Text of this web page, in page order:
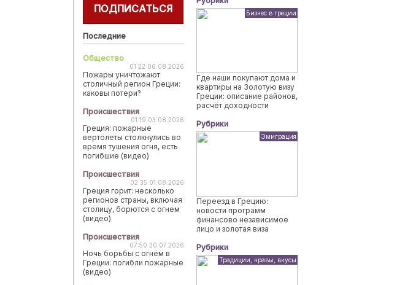
ПОДПИСАТЬСЯ
Последние
Общество
01:22 06.08.2026
Пожары уничтожают
столичный регион Греции:
каковы потери?
Происшествия
01:19 03.08.2026
Греция: пожарные
вертолеты столкнулись во
время тушения огня, есть
погибшие (видео)
Происшествия
02:35 01.08.2026
Греция горит: несколько
регионов страны, включая
столицу, борются с огнем
(видео)
Происшествия
07:50 30.07.2026
Ночь борьбы с огнём в
Греции: погибли пожарные
(видео)
Бизнес в греции
Где наши покупают дома и
квартиры на Золотую визу
Греции: описание районов,
расчёт доходности
Рубрики
Эмиграция
Переезд в Грецию:
новости программ
финансово независимое
лицо и золотая виза
Рубрики
Традиции, нравы, вкусы